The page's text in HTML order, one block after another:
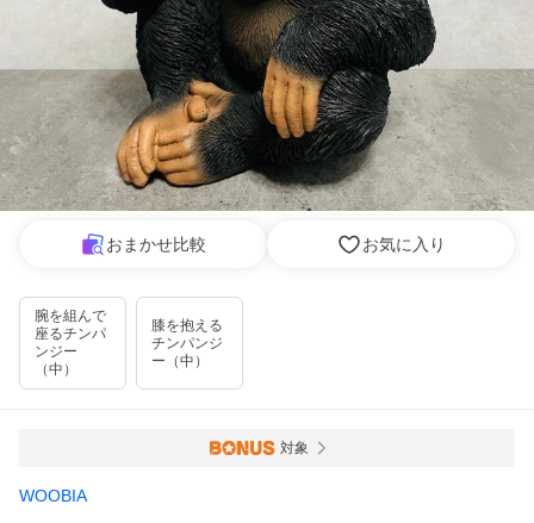
おまかせ比較 お気に入り
腕を組んで
座るチンパ
ンジー
（中）
膝を抱える
チンパンジ
ー（中）
対象
WOOBIA